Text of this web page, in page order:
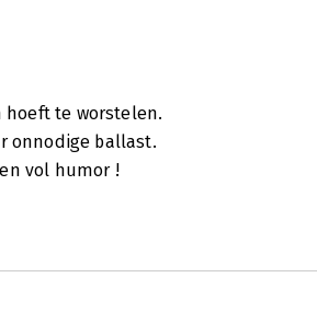
hoeft te worstelen.
onnodige ballast.
vol humor !